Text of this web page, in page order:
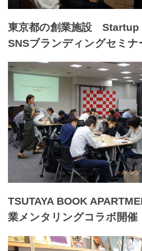
東京都の創業施設 Startup
SNSブランディングセミナ
TSUTAYA BOOK
業メンタリングコラボ開催